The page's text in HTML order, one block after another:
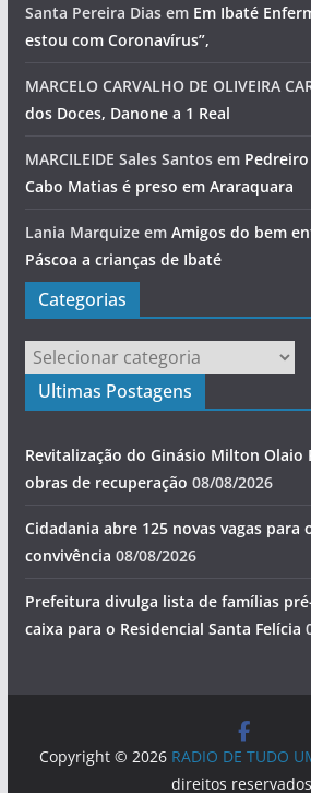
Santa Pereira Diasem Em Ibaté
estou com Coronavírus”,
MARCELO CARVALHO DE OLIVEIRA
dos Doces, Danone a 1 Real
MARCILEIDE Sales Santosem
Cabo Matias é preso em Araraquara
Lania Marquizeem Amigos do bem
Páscoa a crianças de Ibaté
Categorias
Categorias
Ultimas Postagens
Revitalização do Ginásio Milton Olaio
obras de recuperação 08/08/2026
Cidadania abre 125 novas vagas para
convivência 08/08/2026
Prefeitura divulga lista de famílias
caixa para o Residencial Santa Felícia
Copyright © 2026 RADIO DE TUDO
direitos